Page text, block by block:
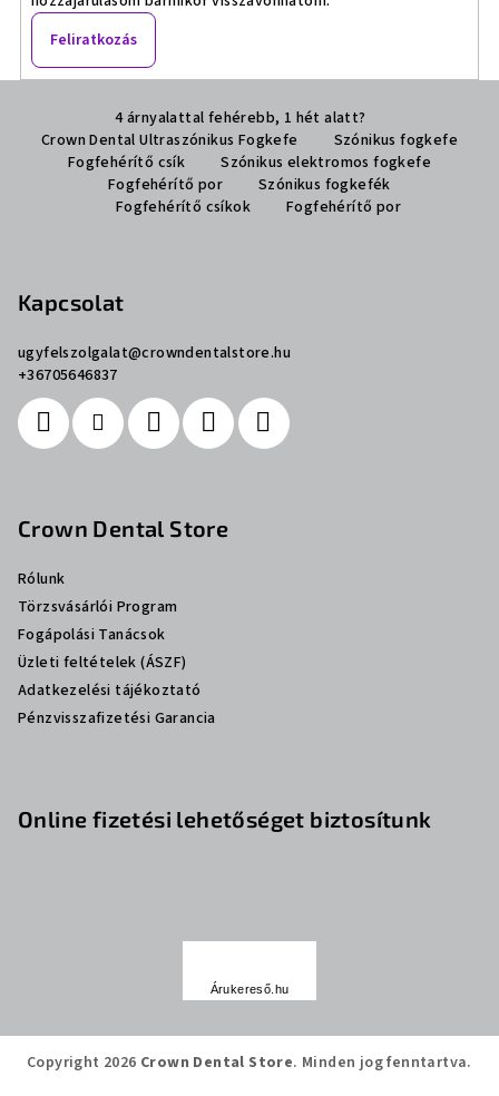
Feliratkozás
4 árnyalattal fehérebb, 1 hét alatt?
Crown Dental Ultraszónikus Fogkefe
Szónikus fogkefe
Fogfehérítő csík
Szónikus elektromos fogkefe
Fogfehérítő por
Szónikus fogkefék
Fogfehérítő csíkok
Fogfehérítő por
Kapcsolat
ugyfelszolgalat@crowndentalstore.hu
+36705646837
Crown Dental Store
Rólunk
Törzsvásárlói Program
Fogápolási Tanácsok
Üzleti feltételek (ÁSZF)
Adatkezelési tájékoztató
Pénzvisszafizetési Garancia
Online fizetési lehetőséget biztosítunk
u
k
e
Árukereső.hu
Copyright 2026 Crown Dental Store. Minden jog fenntartva.